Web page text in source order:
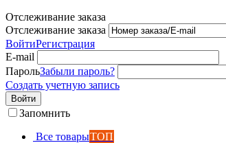
Отслеживание заказа
Отслеживание заказа
ВойтиРегистрация
E-mail
ПарольЗабыли пароль?
Создать учетную запись
Войти
Запомнить
Все товарыТОП